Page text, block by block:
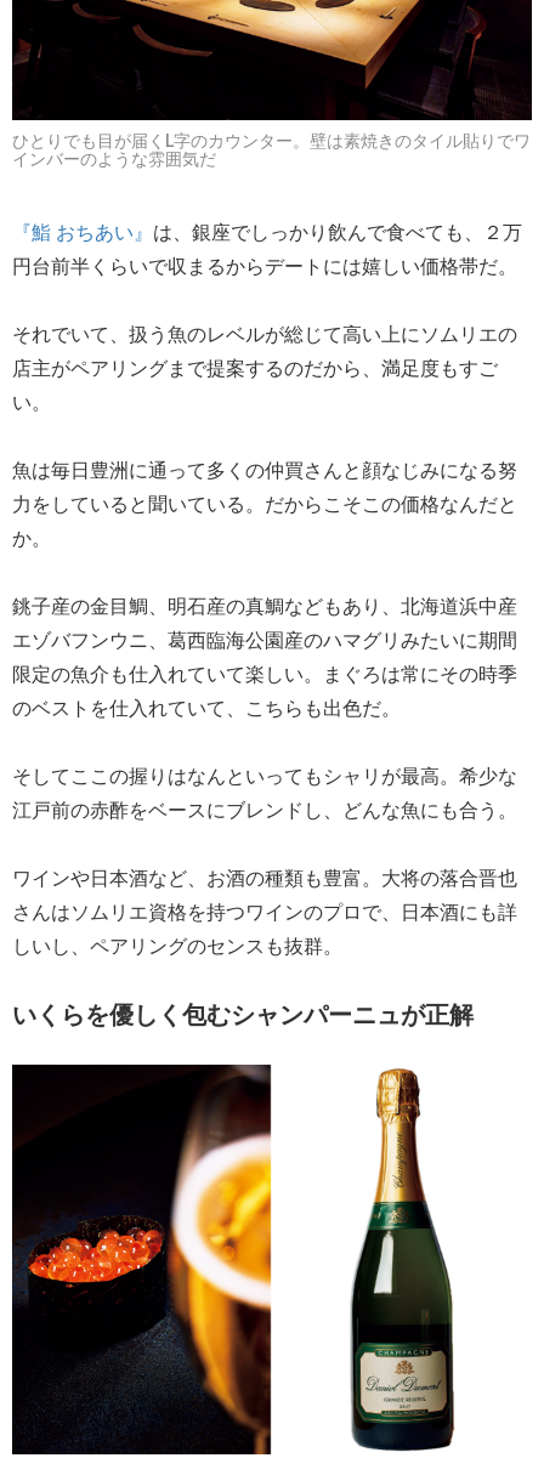
ひとりでも目が届くL字のカウンター。壁は素焼きのタイル貼りでワ
インバーのような雰囲気だ
『鮨 おちあい』 は、銀座でしっかり飲んで食べても、２万
円台前半くらいで収まるからデートには嬉しい価格帯だ。
それでいて、扱う魚のレベルが総じて高い上にソムリエの
店主がペアリングまで提案するのだから、満足度もすご
い。
魚は毎日豊洲に通って多くの仲買さんと顔なじみになる努
力をしていると聞いている。だからこそこの価格なんだと
か。
銚子産の金目鯛、明石産の真鯛などもあり、北海道浜中産
エゾバフンウニ、葛西臨海公園産のハマグリみたいに期間
限定の魚介も仕入れていて楽しい。まぐろは常にその時季
のベストを仕入れていて、こちらも出色だ。
そしてここの握りはなんといってもシャリが最高。希少な
江戸前の赤酢をベースにブレンドし、どんな魚にも合う。
ワインや日本酒など、お酒の種類も豊富。大将の落合晋也
さんはソムリエ資格を持つワインのプロで、日本酒にも詳
しいし、ペアリングのセンスも抜群。
いくらを優しく包むシャンパーニュが正解